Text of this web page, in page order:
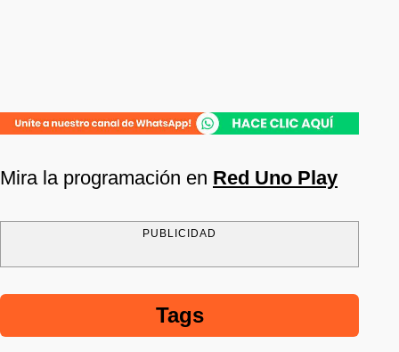
Mira la programación en Red Uno Play
PUBLICIDAD
Tags